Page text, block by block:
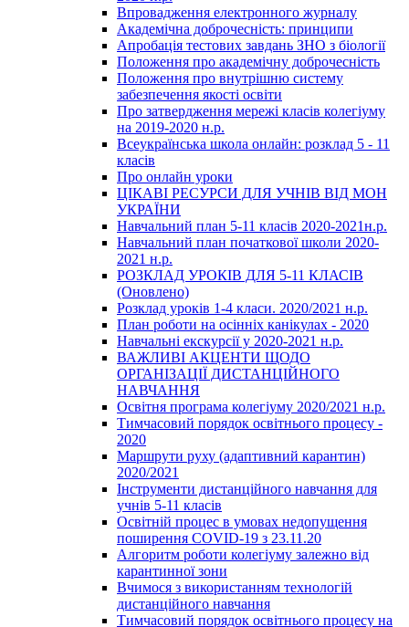
Впровадження електронного журналу
Академічна доброчесність: принципи
Апробація тестових завдань ЗНО з біології
Положення про академічну доброчесність
Положення про внутрішню систему
забезпечення якості освіти
Про затвердження мережі класів колегіуму
на 2019-2020 н.р.
Всеукраїнська школа онлайн: розклад 5 - 11
класів
Про онлайн уроки
ЦІКАВІ РЕСУРСИ ДЛЯ УЧНІВ ВІД МОН
УКРАЇНИ
Навчальний план 5-11 класів 2020-2021н.р.
Навчальний план початкової школи 2020-
2021 н.р.
РОЗКЛАД УРОКІВ ДЛЯ 5-11 КЛАСІВ
(Оновлено)
Розклад уроків 1-4 класи. 2020/2021 н.р.
План роботи на осінніх канікулах - 2020
Навчальні екскурсії у 2020-2021 н.р.
ВАЖЛИВІ АКЦЕНТИ ЩОДО
ОРГАНІЗАЦІЇ ДИСТАНЦІЙНОГО
НАВЧАННЯ
Освітня програма колегіуму 2020/2021 н.р.
Тимчасовий порядок освітнього процесу -
2020
Маршрути руху (адаптивний карантин)
2020/2021
Інструменти дистанційного навчання для
учнів 5-11 класів
Освітній процес в умовах недопущення
поширення COVID-19 з 23.11.20
Алгоритм роботи колегіуму залежно від
карантинної зони
Вчимося з використанням технологій
дистанційного навчання
Тимчасовий порядок освітнього процесу на